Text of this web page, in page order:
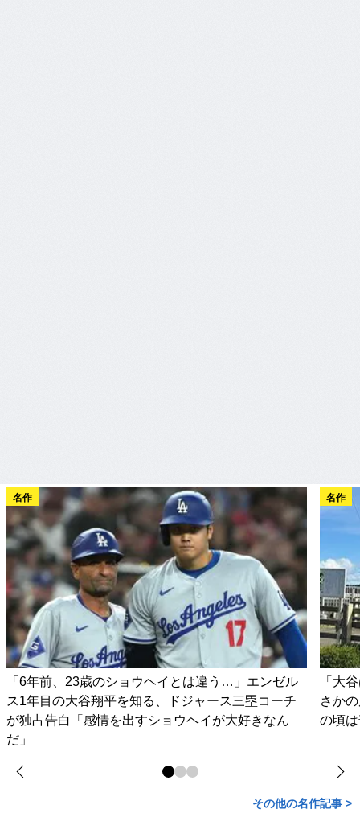
名作
「6年前、23歳のショウヘイとは違う…」エンゼル
ス1年目の大谷翔平を知る、ドジャース三塁コーチ
が独占告白「感情を出すショウヘイが大好きなん
だ」
名作
「大
さか
の頃
その他の名作記事 >